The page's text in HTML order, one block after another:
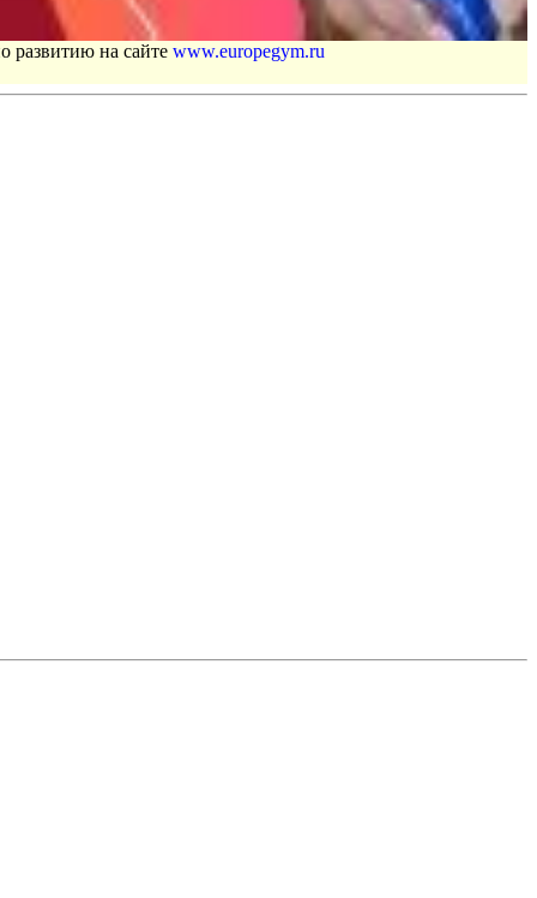
развитию на сайте www.europegym.ru